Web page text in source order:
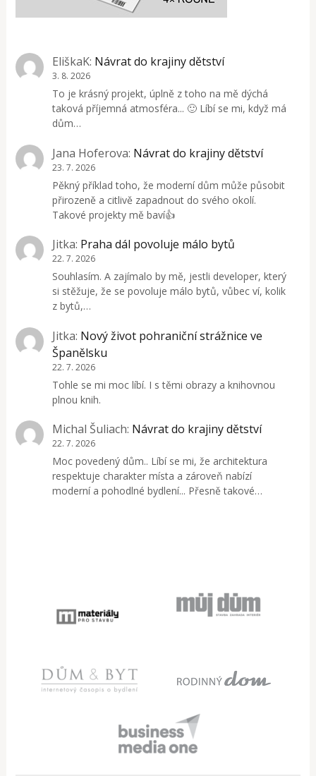
EliškaK: Návrat do krajiny dětství
3. 8. 2026
To je krásný projekt, úplně z toho na mě dýchá
taková příjemná atmosféra... 🙂 Líbí se mi, když má
dům…
Jana Hoferova: Návrat do krajiny dětství
23. 7. 2026
Pěkný příklad toho, že moderní dům může působit
přirozeně a citlivě zapadnout do svého okolí.
Takové projekty mě baví👍
Jitka: Praha dál povoluje málo bytů
22. 7. 2026
Souhlasím. A zajímalo by mě, jestli developer, který
si stěžuje, že se povoluje málo bytů, vůbec ví, kolik
z bytů,…
Jitka: Nový život pohraniční strážnice ve
Španělsku
22. 7. 2026
Tohle se mi moc líbí. I s těmi obrazy a knihovnou
plnou knih.
Michal Šuliach: Návrat do krajiny dětství
22. 7. 2026
Moc povedený dům.. Líbí se mi, že architektura
respektuje charakter místa a zároveň nabízí
moderní a pohodlné bydlení... Přesně takové…